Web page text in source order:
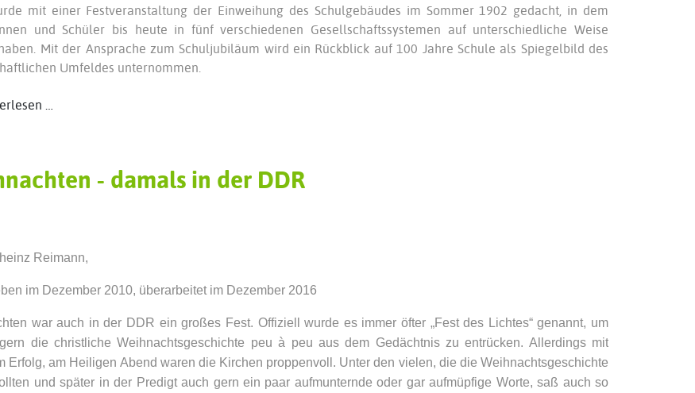
mit einer Festveranstaltung der Einweihung des Schulgebäudes im Sommer 1902 gedacht, in dem
und Schüler bis heute in fünf verschiedenen Gesellschaftssystemen auf unterschiedliche Weise
Mit der Ansprache zum Schuljubiläum wird ein Rückblick auf 100 Jahre Schule als Spiegelbild des
Umfeldes unternommen.
…
- damals in der DDR
Reimann,
im Dezember 2010, überarbeitet im Dezember 2016
war auch in der DDR ein großes Fest. Offiziell wurde es immer öfter „Fest des Lichtes“ genannt, um
die christliche Weihnachtsgeschichte peu à peu aus dem Gedächtnis zu entrücken. Allerdings mit
Erfolg, am Heiligen Abend waren die Kirchen proppenvoll. Unter den vielen, die die Weihnachtsgeschichte
und später in der Predigt auch gern ein paar aufmunternde oder gar aufmüpfige Worte, saß auch so